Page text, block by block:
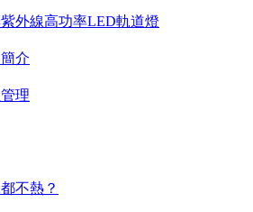
外線高功率LED軌道燈
介
理
不熱？